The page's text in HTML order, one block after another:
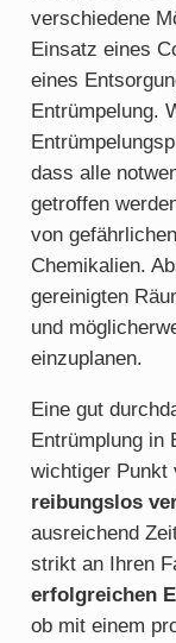
verschiedene
Einsatz eines
eines
Entrümpelung.
dass alle
getroffen
von
Chemikalien.
gereinigten
und
einzuplanen.
Eine gut
Entrümplung in
wichtiger Punkt
reibungslos
ausreichend
strikt an Ihren
erfolgreichen
ob mit einem